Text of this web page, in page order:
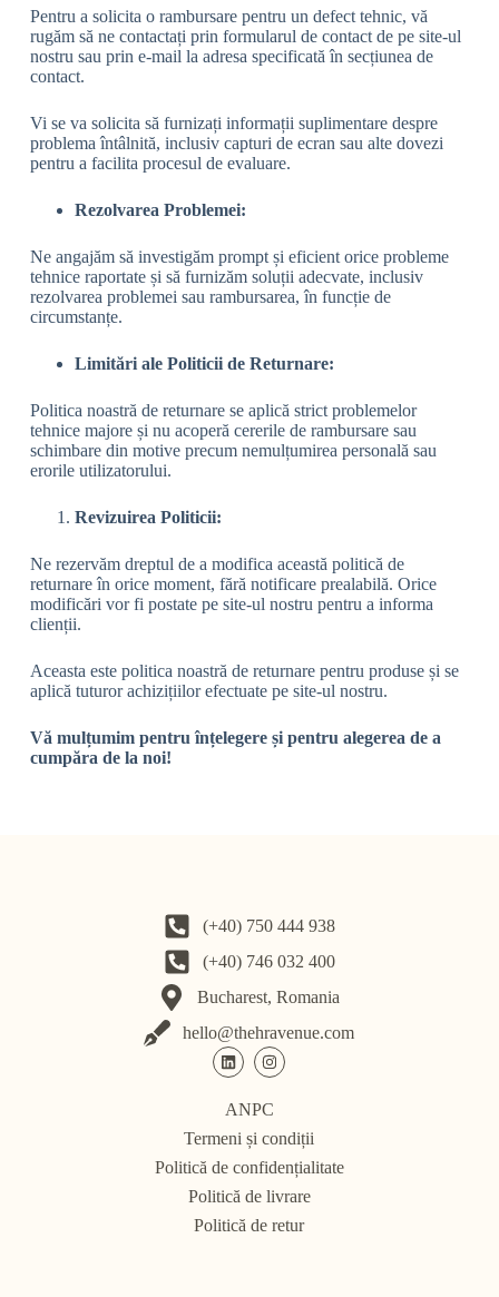
Pentru a solicita o rambursare pentru un defect tehnic, vă
rugăm să ne contactați prin formularul de contact de pe site-ul
nostru sau prin e-mail la adresa specificată în secțiunea de
contact.
Vi se va solicita să furnizați informații suplimentare despre
problema întâlnită, inclusiv capturi de ecran sau alte dovezi
pentru a facilita procesul de evaluare.
Rezolvarea Problemei:
Ne angajăm să investigăm prompt și eficient orice probleme
tehnice raportate și să furnizăm soluții adecvate, inclusiv
rezolvarea problemei sau rambursarea, în funcție de
circumstanțe.
Limitări ale Politicii de Returnare:
Politica noastră de returnare se aplică strict problemelor
tehnice majore și nu acoperă cererile de rambursare sau
schimbare din motive precum nemulțumirea personală sau
erorile utilizatorului.
Revizuirea Politicii:
Ne rezervăm dreptul de a modifica această politică de
returnare în orice moment, fără notificare prealabilă. Orice
modificări vor fi postate pe site-ul nostru pentru a informa
clienții.
Aceasta este politica noastră de returnare pentru produse și se
aplică tuturor achizițiilor efectuate pe site-ul nostru.
Vă mulțumim pentru înțelegere și pentru alegerea de a
cumpăra de la noi!
(+40) 750 444 938
(+40) 746 032 400
Bucharest, Romania
hello@thehravenue.com
ANPC
Termeni și condiții
Politică de confidențialitate
Politică de livrare
Politică de retur